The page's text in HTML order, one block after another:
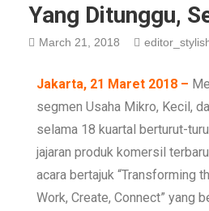
Yang Ditunggu,
March 21, 2018
Jakarta, 21 Maret 2018 –
segmen Usaha Mikro, Kecil,
selama 18 kuartal berturut-
jajaran produk komersil
acara bertajuk “Transforming
Work, Create, Connect” yang